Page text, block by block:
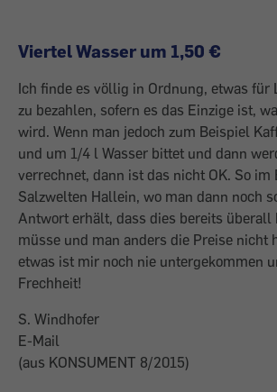
Viertel Wasser um 1,50 €
Ich finde es völlig in Ordnung, etwas für
zu bezahlen, sofern es das Einzige ist,
wird. Wenn man jedoch zum Beispiel
und um 1/4 l Wasser bittet und dann
verrechnet, dann ist das nicht OK. So im
Salzwelten Hallein, wo man dann noch
Antwort erhält, dass dies bereits überall
müsse und man anders die Preise nicht
etwas ist mir noch nie untergekommen
Frechheit!
S. Windhofer
E-Mail
(aus KONSUMENT 8/2015)